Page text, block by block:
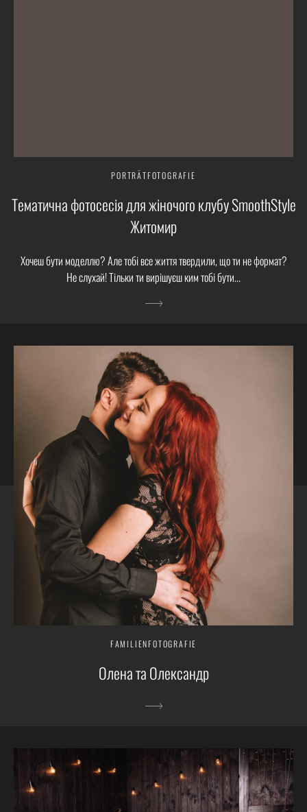
PORTRÄTFOTOGRAFIE
Тематична фотосесія для жіночого клубу SmoothStyle
Житомир
Хочеш бути моделлю? Але тобі все життя твердили, що ти не формат?
Не слухай! Тільки ти вирішуєш ким тобі бути...
FAMILIENFOTOGRAFIE
Олена та Олександр